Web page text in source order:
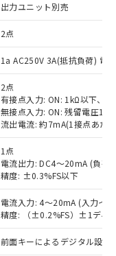
出力ユニット別売
2点
1a AC250V 3A(抵抗負荷) 電
2点
有接点入力: ON: 1kΩ以下、
無接点入力: ON: 残留電圧
流出電流: 約7mA(1接点あた
1点
電流出力: DC4～20mA (負
精度: ±0.3%FS以下
電流入力: 4～20mA (入力イ
精度: （±0.2%FS）±1ディ
前面キーによるデジタル設定